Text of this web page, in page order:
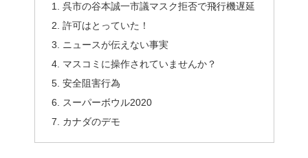
呉市の谷本誠一市議マスク拒否で飛行機遅延
許可はとっていた！
ニュースが伝えない事実
マスコミに操作されていませんか？
安全阻害行為
スーパーボウル2020
カナダのデモ